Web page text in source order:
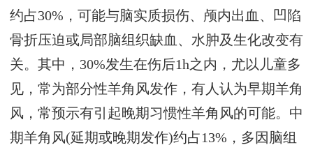
约占30%，可能与脑实质损伤、颅内出血、凹陷
骨折压迫或局部脑组织缺血、水肿及生化改变有
关。其中，30%发生在伤后1h之内，尤以儿童多
见，常为部分性羊角风发作，有人认为早期羊角
风，常预示有引起晚期习惯性羊角风的可能。中
期羊角风(延期或晚期发作)约占13%，多因脑组